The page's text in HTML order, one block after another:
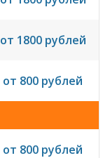
от 1800 рублей
от 800 рублей
от 800 рублей